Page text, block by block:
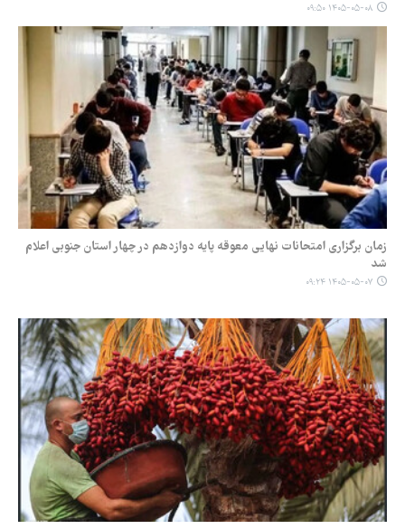
۱۴۰۵-۰۵-۰۸ ۰۹:۵۰
زمان برگزاری امتحانات نهایی معوقه پایه دوازدهم در چهار استان جنوبی اعلام
شد
۱۴۰۵-۰۵-۰۷ ۰۹:۲۴